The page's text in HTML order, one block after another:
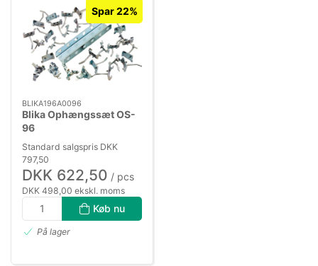
Spar 22%
BLIKA196A0096
Blika Ophængssæt OS-
96
Standard salgspris DKK
797,50
DKK 622,50 / pcs
DKK 498,00 ekskl. moms
Køb nu
På lager